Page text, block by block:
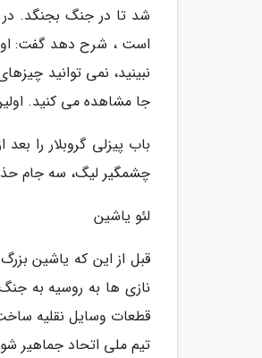
است ، شرح دهد گفت:
نبینید، نمی توانید
جا مشاهده می کنید.
چشمگیر لیگ، سه جام
لئو یاشین
تیم ملی اتحاد جماهیر